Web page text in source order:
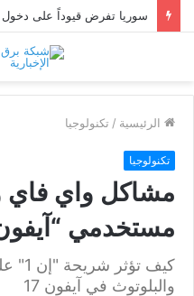
الرئيسية / تكنولوجيا
تكنولوجيا
مشاكل واي فاي
مستخدمي “آيفون
كيف
والبلوتوث في آيفون 17